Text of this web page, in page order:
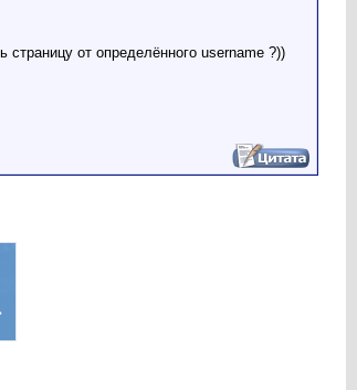
от определённого username ?))